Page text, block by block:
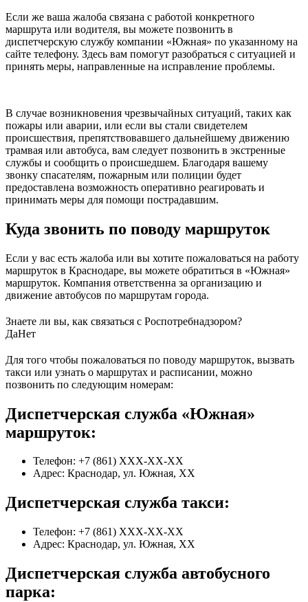
Если же ваша жалоба связана с работой конкретного
маршрута или водителя, вы можете позвонить в
диспетчерскую службу компании «Южная» по указанному на
сайте телефону. Здесь вам помогут разобраться с ситуацией и
принять меры, направленные на исправление проблемы.
В случае возникновения чрезвычайных ситуаций, таких как
пожары или аварии, или если вы стали свидетелем
происшествия, препятствовавшего дальнейшему движению
трамвая или автобуса, вам следует позвонить в экстренные
службы и сообщить о происшедшем. Благодаря вашему
звонку спасателям, пожарным или полиции будет
предоставлена возможность оперативно реагировать и
принимать меры для помощи пострадавшим.
Куда звонить по поводу маршруток
Если у вас есть жалоба или вы хотите пожаловаться на работу
маршруток в Краснодаре, вы можете обратиться в «Южная»
маршруток. Компания ответственна за организацию и
движение автобусов по маршрутам города.
Знаете ли вы, как связаться с Роспотребнадзором?
ДаНет
Для того чтобы пожаловаться по поводу маршруток, вызвать
такси или узнать о маршрутах и расписании, можно
позвонить по следующим номерам:
Диспетчерская служба «Южная»
маршруток:
Телефон: +7 (861) XXX-XX-XX
Адрес: Краснодар, ул. Южная, XX
Диспетчерская служба такси:
Телефон: +7 (861) XXX-XX-XX
Адрес: Краснодар, ул. Южная, XX
Диспетчерская служба автобусного
парка: